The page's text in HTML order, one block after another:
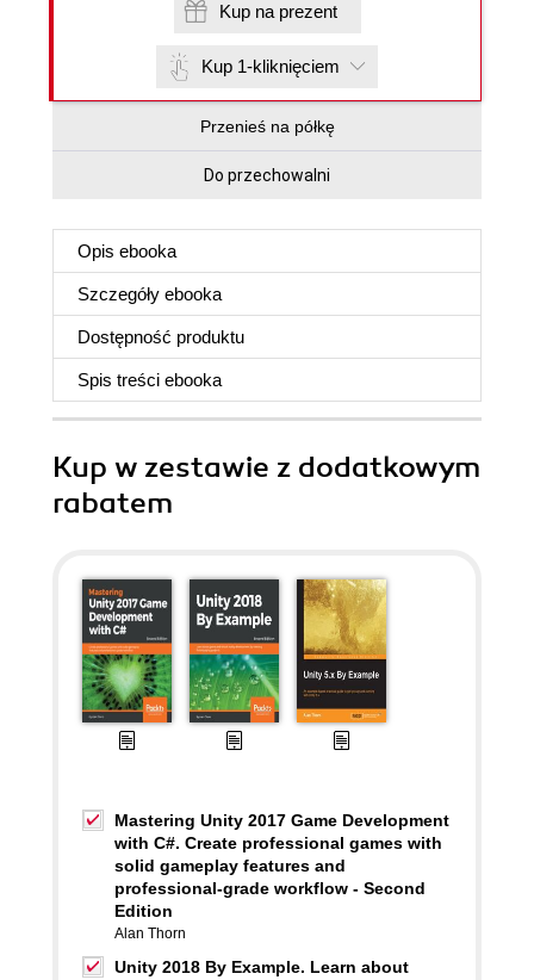
Kup na prezent
Kup 1-kliknięciem
Przenieś na półkę
Do przechowalni
Opis ebooka
Szczegóły ebooka
Dostępność produktu
Spis treści ebooka
Kup w zestawie z dodatkowym
rabatem
Mastering Unity 2017 Game Development
with C#. Create professional games with
solid gameplay features and
professional-grade workflow - Second
Edition
Alan Thorn
Unity 2018 By Example. Learn about